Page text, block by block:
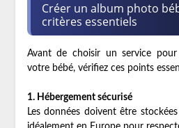
Créer un album photo
critères essentiels
Avant de choisir un service
votre bébé, vérifiez ces points
1. Hébergement sécurisé
Les données doivent être